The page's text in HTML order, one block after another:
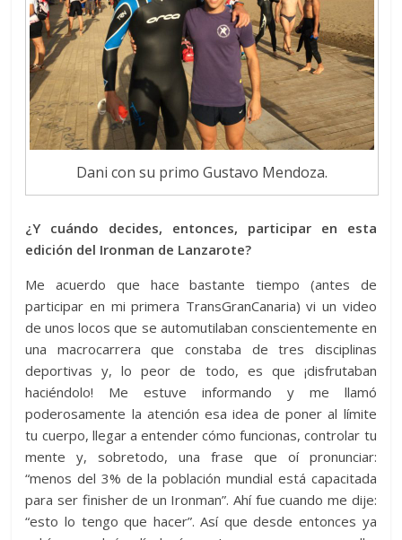
Dani con su primo Gustavo Mendoza.
¿Y cuándo decides, entonces, participar en esta
edición del Ironman de Lanzarote?
Me acuerdo que hace bastante tiempo (antes de
participar en mi primera TransGranCanaria) vi un video
de unos locos que se automutilaban conscientemente en
una macrocarrera que constaba de tres disciplinas
deportivas y, lo peor de todo, es que ¡disfrutaban
haciéndolo! Me estuve informando y me llamó
poderosamente la atención esa idea de poner al límite
tu cuerpo, llegar a entender cómo funcionas, controlar tu
mente y, sobretodo, una frase que oí pronunciar:
“menos del 3% de la población mundial está capacitada
para ser finisher de un Ironman”. Ahí fue cuando me dije:
“esto lo tengo que hacer”. Así que desde entonces ya